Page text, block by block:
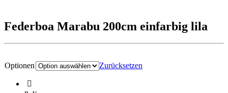
Federboa Marabu 200cm einfarbig lila
Optionen Zurücksetzen